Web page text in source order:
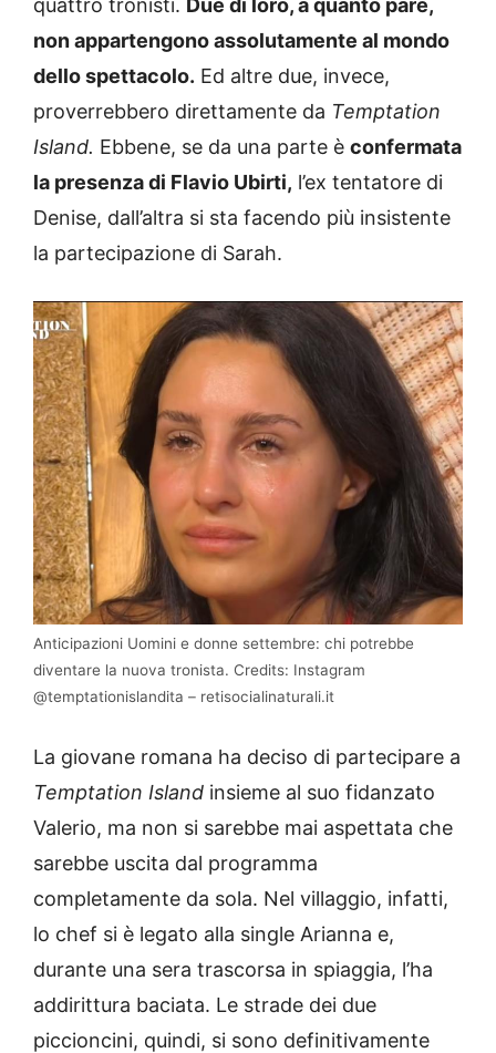
quattro tronisti. Due di loro, a quanto pare,
non appartengono assolutamente al mondo
dello spettacolo. Ed altre due, invece,
proverrebbero direttamente da Temptation
Island. Ebbene, se da una parte è confermata
la presenza di Flavio Ubirti, l’ex tentatore di
Denise, dall’altra si sta facendo più insistente
la partecipazione di Sarah.
Anticipazioni Uomini e donne settembre: chi potrebbe
diventare la nuova tronista. Credits: Instagram
@temptationislandita – retisocialinaturali.it
La giovane romana ha deciso di partecipare a
Temptation Island insieme al suo fidanzato
Valerio, ma non si sarebbe mai aspettata che
sarebbe uscita dal programma
completamente da sola. Nel villaggio, infatti,
lo chef si è legato alla single Arianna e,
durante una sera trascorsa in spiaggia, l’ha
addirittura baciata. Le strade dei due
piccioncini, quindi, si sono definitivamente